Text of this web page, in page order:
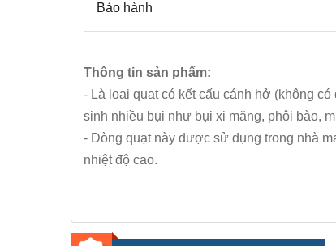
Bảo hành
Thông tin sản phẩm:
- Là loại quạt có kết cấu cánh hở (không
sinh nhiều bụi như bụi xi măng, phôi bào,
- Dòng quạt này được sử dụng trong nhà
nhiệt độ cao.